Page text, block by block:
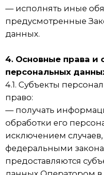
персональных данных
заявленным целям обработки.
избыточность
данных по отношению к
обеспечивается точность
случаях и актуальность по
обработки персональных
принимает необходимые меры
уточнению неполных или
5.7. Хранение персональных
определить субъекта
дольше, чем этого требуют
персональных данных, если